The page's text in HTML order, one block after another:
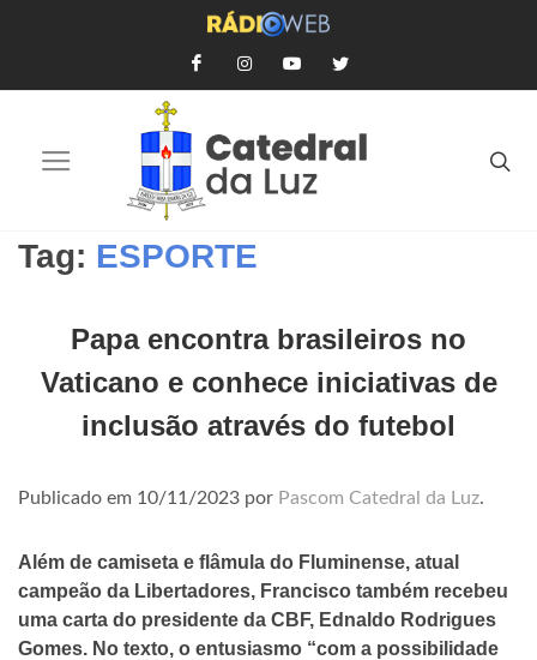
Tag: ESPORTE
Papa encontra brasileiros no
Vaticano e conhece iniciativas de
inclusão através do futebol
Publicado em 10/11/2023 por Pascom Catedral da Luz.
Além de camiseta e flâmula do Fluminense, atual
campeão da Libertadores, Francisco também recebeu
uma carta do presidente da CBF, Ednaldo Rodrigues
Gomes. No texto, o entusiasmo “com a possibilidade